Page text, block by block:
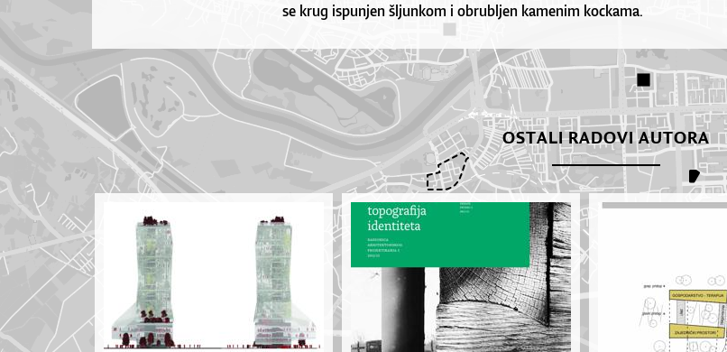
se krug ispunjen šljunkom i obrubljen kamenim kockama.
OSTALI RADOVI AUTORA